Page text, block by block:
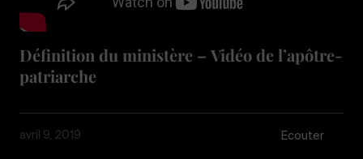
Définition du ministère – Vidéo de l’apôtre-
patriarche
avril 9, 2019 Écouter